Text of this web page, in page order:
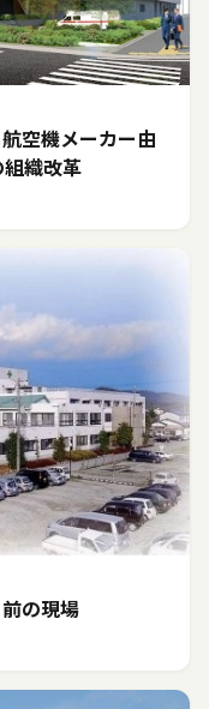
航空機メーカー由
織改革
の現場